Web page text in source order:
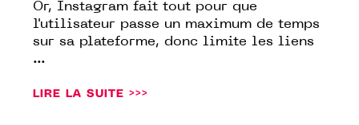
Or, Instagram fait tout pour que
l'utilisateur passe un maximum de temps
sur sa plateforme, donc limite les liens
...
LIRE LA SUITE >>>